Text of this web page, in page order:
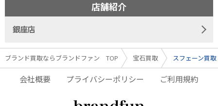
ブランド買取ならブランドファン TOP 宝石買取 スフェーン買取
店舗紹介
銀座店
会社概要 プライバシーポリシー ご利用規約